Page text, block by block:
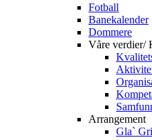
Fotball
Banekalender
Dommere
Våre verdier/
Arrangement
Gla`